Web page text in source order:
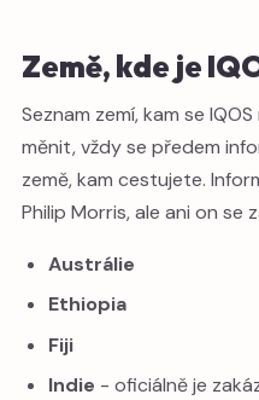
Země, kde je
Seznam zemí, kam se
měnit, vždy se předem
země, kam cestujete.
Philip Morris, ale ani on se
Austrálie
Ethiopia
Fiji
Indie - oficiálně je